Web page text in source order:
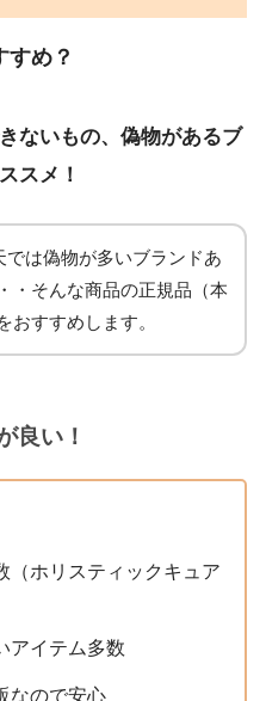
すめ？
ないもの、偽物があるブ
スメ！
では偽物が多いブランドあ
・そんな商品の正規品（本
おすすめします。
良い！
（ホリスティックキュア
アイテム多数
なので安心